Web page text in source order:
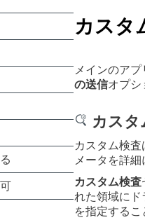
カスタ
メインのア
の送信オプシ
カスタ
カスタム検
メータを詳細
カスタム検査
れた領域にド
を指定するこ